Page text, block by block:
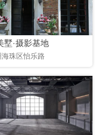
墅·摄影基地
海珠区怡乐路